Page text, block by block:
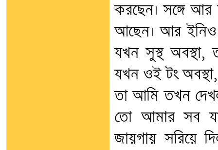
করছেন। সঙ্গে
আছেন। আর ইনিও
যখন সুস্থ
যখন ওই টং
তা আমি তখন
তো আমার সব
জায়গায় সরিয়ে